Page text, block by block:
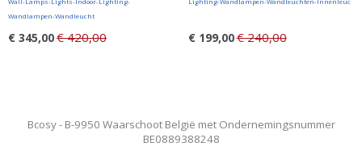
Wandlampen-Wandleucht
€ 345,00€ 420,00 € 199,00€ 240,00
Bcosy - B-9950 Waarschoot België met Ondernemingsnummer
BE0889388248